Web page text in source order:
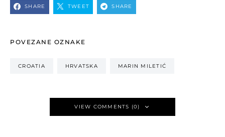
SHARE TWEET SHARE
POVEZANE OZNAKE
CROATIA HRVATSKA MARIN MILETIĆ
VIEW COMMENTS (0)